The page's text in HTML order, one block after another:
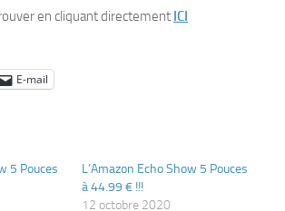
en cliquant directement ICI
E-mail
5 Pouces
L’Amazon Echo Show 5 Pouces
à 44.99 € !!!
12 octobre 2020